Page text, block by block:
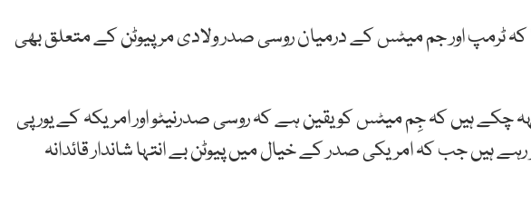
کہ ٹرمپ اور جم میٹس کے درمیان روسی صدر ولادی مر پیوٹن کے متعلق بھی
چکے ہیں کہ جِم میٹس کو یقین ہے کہ روسی صدرنیٹو اور امریکہ کے یورپی
ہیں جب کہ امریکی صدر کے خیال میں پیوٹن بے انتہا شاندار قائدانہ